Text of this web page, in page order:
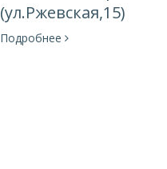
(ул.Ржевская,15)
Подробнее